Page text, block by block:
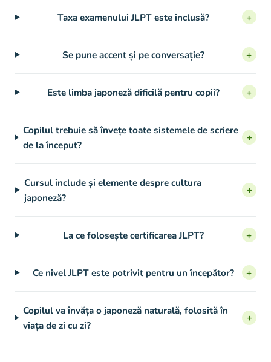
Taxa examenului JLPT este inclusă? +
Se pune accent și pe conversație? +
Este limba japoneză dificilă pentru copii? +
Copilul trebuie să învețe toate sistemele de scriere
de la început?
+
Cursul include și elemente despre cultura
japoneză?
+
La ce folosește certificarea JLPT? +
Ce nivel JLPT este potrivit pentru un începător? +
Copilul va învăța o japoneză naturală, folosită în
viața de zi cu zi?
+